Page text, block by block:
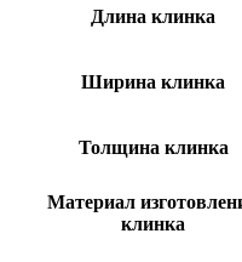
Длина клинка
Ширина клинка
Толщина клинка
Материал
клинка